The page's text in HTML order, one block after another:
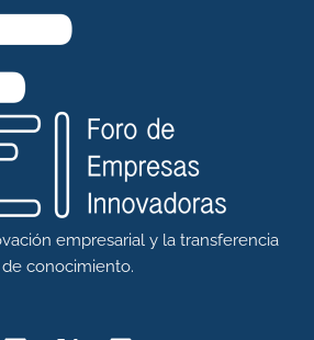
empresarial y la transferencia
de conocimiento.